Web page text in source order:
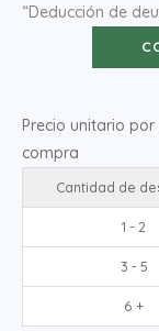
“Deducción de
904222
Precio unitario
compra
Cantidad de
1 - 2
3 - 5
6 +